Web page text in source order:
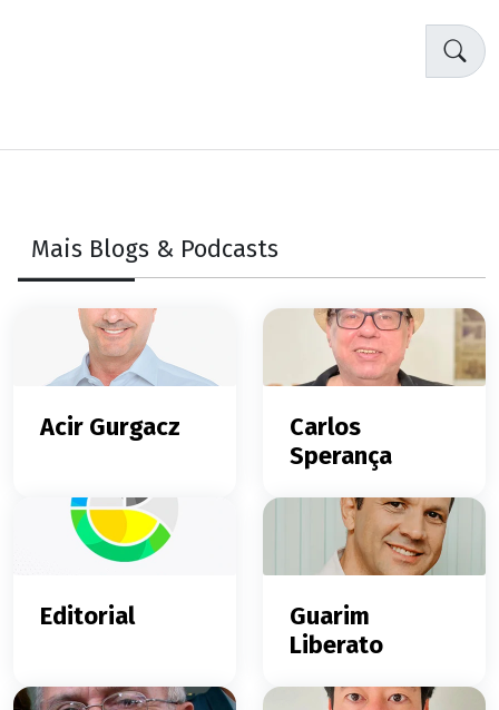
Mais Blogs & Podcasts
Acir Gurgacz
Carlos
Sperança
Editorial
Guarim
Liberato